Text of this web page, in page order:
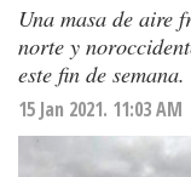
Una masa de aire
norte y
este fin de semana.
15 Jan 2021. 11:03 AM